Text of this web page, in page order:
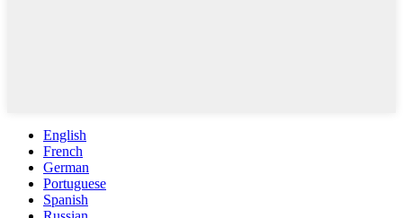
English
French
German
Portuguese
Spanish